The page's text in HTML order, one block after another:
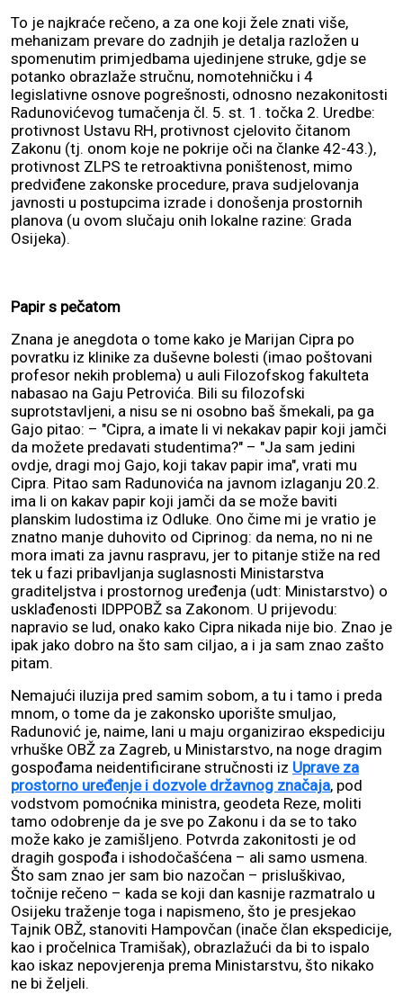
To je najkraće rečeno, a za one koji žele znati više,
mehanizam prevare do zadnjih je detalja razložen u
spomenutim primjedbama ujedinjene struke, gdje se
potanko obrazlaže stručnu, nomotehničku i 4
legislativne osnove pogrešnosti, odnosno nezakonitosti
Radunovićevog tumačenja čl. 5. st. 1. točka 2. Uredbe:
protivnost Ustavu RH, protivnost cjelovito čitanom
Zakonu (tj. onom koje ne pokrije oči na članke 42-43.),
protivnost ZLPS te retroaktivna poništenost, mimo
predviđene zakonske procedure, prava sudjelovanja
javnosti u postupcima izrade i donošenja prostornih
planova (u ovom slučaju onih lokalne razine: Grada
Osijeka).
Papir s pečatom
Znana je anegdota o tome kako je Marijan Cipra po
povratku iz klinike za duševne bolesti (imao poštovani
profesor nekih problema) u auli Filozofskog fakulteta
nabasao na Gaju Petrovića. Bili su filozofski
suprotstavljeni, a nisu se ni osobno baš šmekali, pa ga
Gajo pitao: – "Cipra, a imate li vi nekakav papir koji jamči
da možete predavati studentima?" – "Ja sam jedini
ovdje, dragi moj Gajo, koji takav papir ima", vrati mu
Cipra. Pitao sam Radunovića na javnom izlaganju 20.2.
ima li on kakav papir koji jamči da se može baviti
planskim ludostima iz Odluke. Ono čime mi je vratio je
znatno manje duhovito od Ciprinog: da nema, no ni ne
mora imati za javnu raspravu, jer to pitanje stiže na red
tek u fazi pribavljanja suglasnosti Ministarstva
graditeljstva i prostornog uređenja (udt: Ministarstvo) o
usklađenosti IDPPOBŽ sa Zakonom. U prijevodu:
napravio se lud, onako kako Cipra nikada nije bio. Znao je
ipak jako dobro na što sam ciljao, a i ja sam znao zašto
pitam.
Nemajući iluzija pred samim sobom, a tu i tamo i preda
mnom, o tome da je zakonsko uporište smuljao,
Radunović je, naime, lani u maju organizirao ekspediciju
vrhuške OBŽ za Zagreb, u Ministarstvo, na noge dragim
gospođama neidentificirane stručnosti iz Uprave za
prostorno uređenje i dozvole državnog značaja, pod
vodstvom pomoćnika ministra, geodeta Reze, moliti
tamo odobrenje da je sve po Zakonu i da se to tako
može kako je zamišljeno. Potvrda zakonitosti je od
dragih gospođa i ishodočašćena – ali samo usmena.
Što sam znao jer sam bio nazočan – prisluškivao,
točnije rečeno – kada se koji dan kasnije razmatralo u
Osijeku traženje toga i napismeno, što je presjekao
Tajnik OBŽ, stanoviti Hampovčan (inače član ekspedicije,
kao i pročelnica Tramišak), obrazlažući da bi to ispalo
kao iskaz nepovjerenja prema Ministarstvu, što nikako
ne bi željeli.